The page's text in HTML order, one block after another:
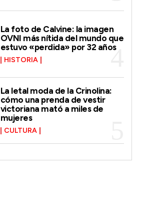
La foto de Calvine: la imagen
OVNI más nítida del mundo que
estuvo «perdida» por 32 años
HISTORIA
La letal moda de la Crinolina:
cómo una prenda de vestir
victoriana mató a miles de
mujeres
CULTURA